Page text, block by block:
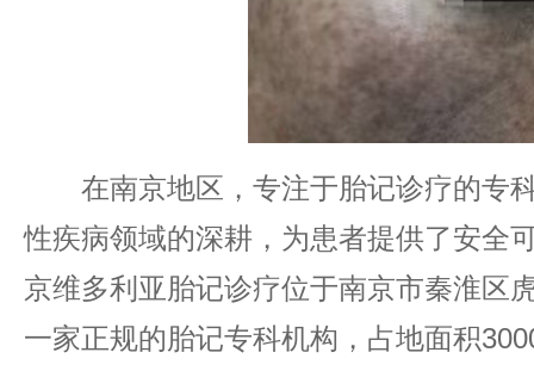
在南京地区，专注于胎记诊疗的专
性疾病领域的深耕，为患者提供了安全
京维多利亚胎记诊疗位于南京市秦淮区
一家正规的胎记专科机构，占地面积